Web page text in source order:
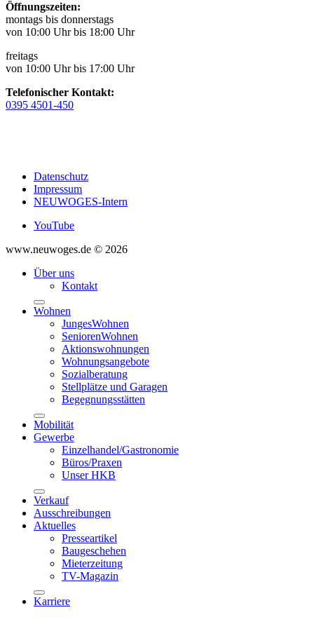
Öffnungszeiten:
montags bis donnerstags
von 10:00 Uhr bis 18:00 Uhr
freitags
von 10:00 Uhr bis 17:00 Uhr
Telefonischer Kontakt:
0395 4501-450
Datenschutz
Impressum
NEUWOGES-Intern
YouTube
www.neuwoges.de © 2026
Über uns
Kontakt
Wohnen
JungesWohnen
SeniorenWohnen
Aktionswohnungen
Wohnungsangebote
Sozialberatung
Stellplätze und Garagen
Begegnungsstätten
Mobilität
Gewerbe
Einzelhandel/Gastronomie
Büros/Praxen
Unser HKB
Verkauf
Ausschreibungen
Aktuelles
Presseartikel
Baugeschehen
Mieterzeitung
TV-Magazin
Karriere